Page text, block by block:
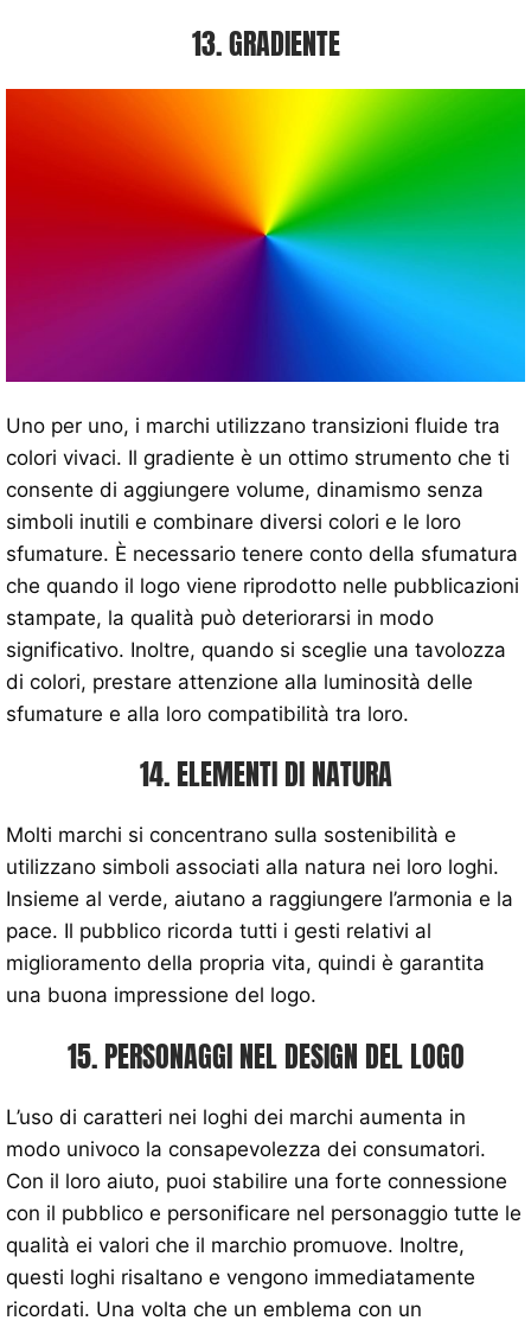
13. GRADIENTE
Uno per uno, i marchi utilizzano transizioni fluide tra
colori vivaci. Il gradiente è un ottimo strumento che ti
consente di aggiungere volume, dinamismo senza
simboli inutili e combinare diversi colori e le loro
sfumature. È necessario tenere conto della sfumatura
che quando il logo viene riprodotto nelle pubblicazioni
stampate, la qualità può deteriorarsi in modo
significativo. Inoltre, quando si sceglie una tavolozza
di colori, prestare attenzione alla luminosità delle
sfumature e alla loro compatibilità tra loro.
14. ELEMENTI DI NATURA
Molti marchi si concentrano sulla sostenibilità e
utilizzano simboli associati alla natura nei loro loghi.
Insieme al verde, aiutano a raggiungere l’armonia e la
pace. Il pubblico ricorda tutti i gesti relativi al
miglioramento della propria vita, quindi è garantita
una buona impressione del logo.
15. PERSONAGGI NEL DESIGN DEL LOGO
L’uso di caratteri nei loghi dei marchi aumenta in
modo univoco la consapevolezza dei consumatori.
Con il loro aiuto, puoi stabilire una forte connessione
con il pubblico e personificare nel personaggio tutte le
qualità ei valori che il marchio promuove. Inoltre,
questi loghi risaltano e vengono immediatamente
ricordati. Una volta che un emblema con un